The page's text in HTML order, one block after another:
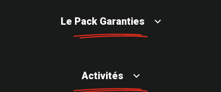
Le Pack Garanties
Activités